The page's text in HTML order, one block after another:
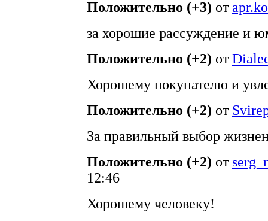
Положительно (+3) от
за хорошие рассуждение и
Положительно (+2) от
Хорошему покупателю и
Положительно (+2) от
За правильный выбор
Положительно (+2) от
12:46
Хорошему человеку!